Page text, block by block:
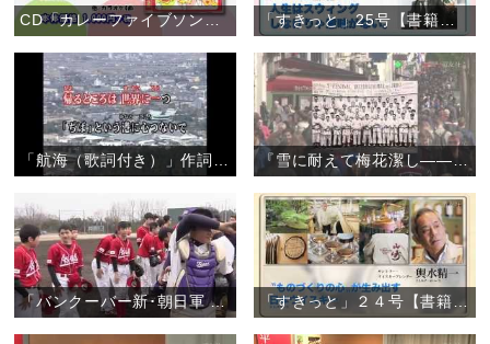
CD「カレーファイブソングコレクション」
「航海（歌詞付き）」作詞作曲:孤馬寛 『雪に耐えて梅花潔し――フランス柔道の父・粟津正蔵と天理教二代真柱・中山正善』【書籍案内】
「バンクーバー新･朝日軍 〝天理の中学生と白球を通して交流を〟」 「すきっと」２４号【書籍案内】